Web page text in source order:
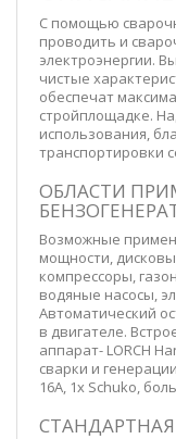
С помощью
проводить и
электроэнергии.
чистые
обеспечат
стройплощадке.
использования,
транспортировки
ОБЛАСТИ
Возможные
мощности,
компрессоры,
водяные насосы,
Автоматический
в двигателе.
аппарат- LORCH
сварки и
16А, 1x Schuko,